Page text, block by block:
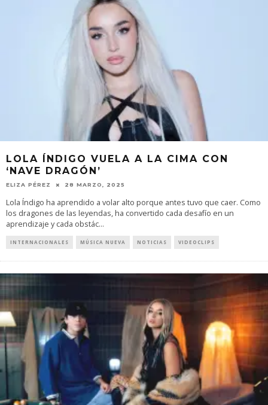
LOLA ÍNDIGO VUELA A LA CIMA CON
‘NAVE DRAGÓN’
ELIZA PÉREZ 28 MARZO, 2025
Lola Índigo ha aprendido a volar alto porque antes tuvo que caer. Como
los dragones de las leyendas, ha convertido cada desafío en un
aprendizaje y cada obstác...
INTERNACIONALES MÚSICA NUEVA NOTICIAS VIDEOCLIPS